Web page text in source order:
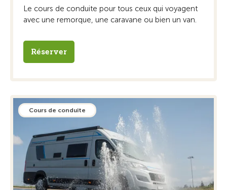
Le cours de conduite pour tous ceux qui voyagent
avec une remorque, une caravane ou bien un van.
Réserver
Cours de conduite